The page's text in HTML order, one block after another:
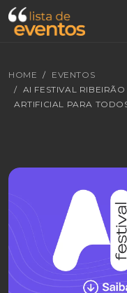
HOME
EVENTOS
AI FESTIVAL
ARTIFICIAL PARA